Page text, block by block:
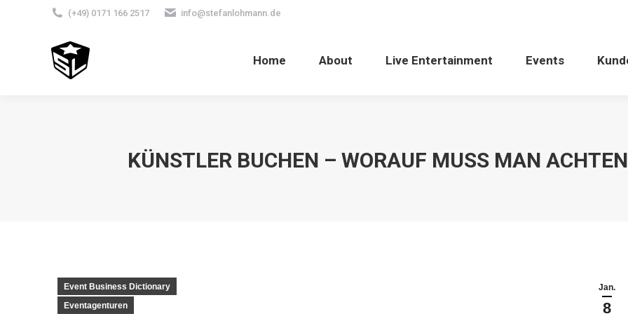
(+49) 0171 166 2517 info@stefanlohmann.de
Home About Live Entertainment Events
KÜNSTLER BUCHEN – WORAUF MUSS MAN
Jan.
8
Event Business Dictionary
Eventagenturen